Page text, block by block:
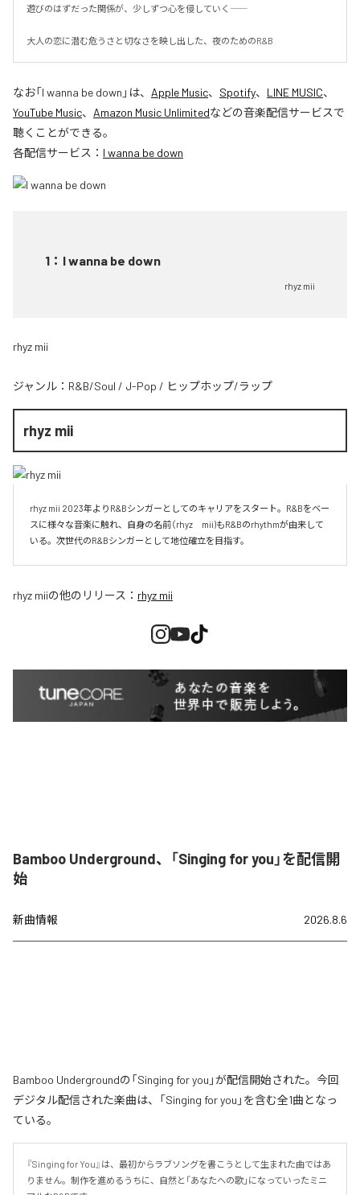
遊びのはずだった関係が、少しずつ心を侵していく――
大人の恋に潜む危うさと切なさを映し出した、夜のためのR&B
なお「I wanna be down 」は、 Apple Music、 Spotify、 LINE MUSIC、
YouTube Music、 Amazon Music Unlimitedなどの音楽配信サービスで
聴くことができる。
各配信サービス： I wanna be down
1 ： I wanna be down
rhyz mii
rhyz mii
ジャンル： R&B/Soul / J-Pop / ヒップホップ/ラップ
rhyz mii
rhyz mii 2023年よりR&Bシンガーとしてのキャリアをスタート。R&Bをベー
スに様々な音楽に触れ、自身の名前（rhyz　mii)もR&Bのrhythmが由来して
いる。次世代のR&Bシンガーとして地位確立を目指す。
rhyz miiの他のリリース： rhyz mii
Bamboo Underground、「Singing for you」を配信開
始
新曲情報 2026.8.6
Bamboo Undergroundの「Singing for you」が配信開始された。今回
デジタル配信された楽曲は、「Singing for you」を含む全1曲となっ
ている。
『Singing for You』は、最初からラブソングを書こうとして生まれた曲ではあ
りません。制作を進めるうちに、自然と「あなたへの歌」になっていったミニ